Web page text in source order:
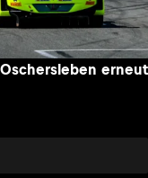
erneut